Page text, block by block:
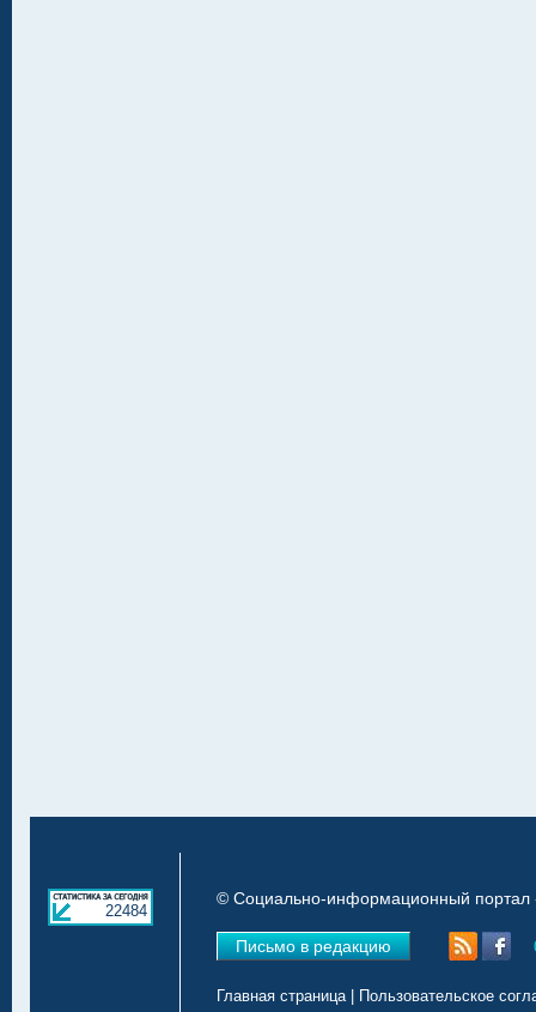
22484
© Социально-информационный портал
Письмо в редакцию
Главная страница| Пользовательское